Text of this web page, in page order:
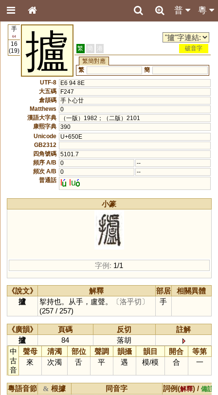
粵
普
手
64
16
(19)
攎 繁 簡 港
破音字
繁簡對應
繁
簡
UTF-8
E6 94 8E
大五碼
F247
倉頡碼 手卜心廿
Matthews
0
漢語大字典
（一版）1982；（二版）2101
康熙字典 390
Unicode
U+650E
GB2312
四角號碼 5101.7
頻序 A/B
0
--
頻次 A/B
0
--
普通話
l lu
小篆
字例: 1/1
《說文》 解釋 部居
相關異體
攎
挐持也。从手，盧聲。
〔洛乎切〕
(257 / 257)
手
《廣韻》 頁碼 反切
註解
攎
84
落胡
中
古
音
聲母 清濁 部位 聲調 韻攝 韻目 開合
等第
來
次濁 舌 平 遇 模/模 合 一
粵語音節 & 根據 同音字 詞例(解釋) / 備註